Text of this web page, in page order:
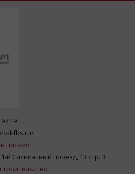
19
fbs.ru/
письмо
1-й Силикатный проезд, 13 стр. 3